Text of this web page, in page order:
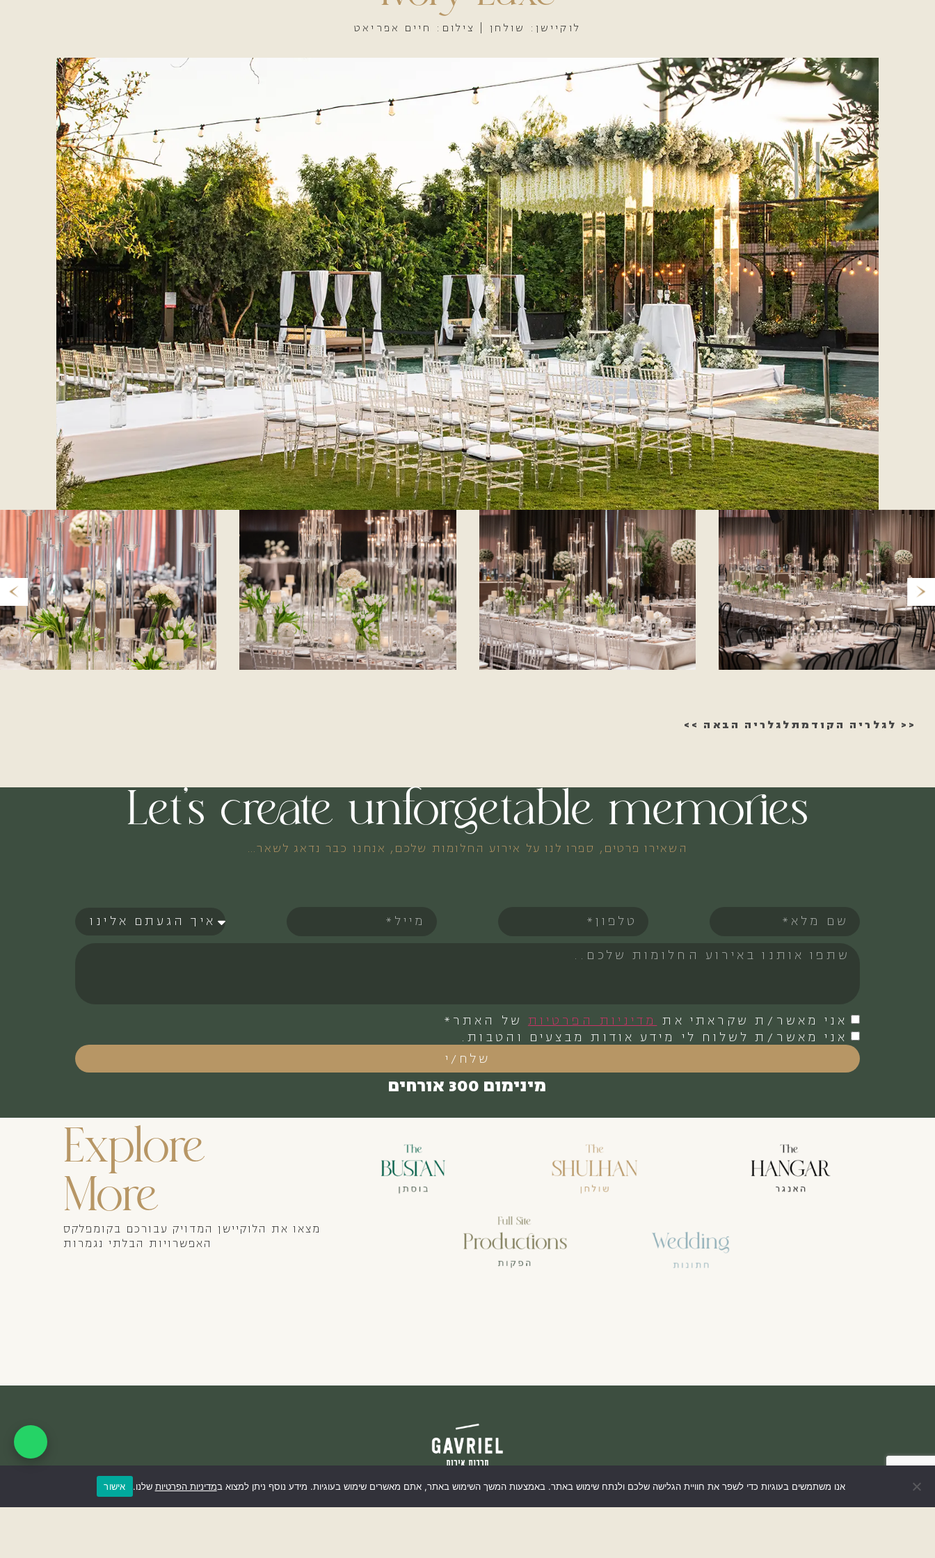
לוקיישן: שולחן | צילום: חיים אפריאט
<< לגלריה הקודמתלגלריה הבאה >>
Let’s create unforgetable memories
השאירו פרטים, ספרו לנו על אירוע החלומות שלכם, אנחנו כבר נדאג לשאר…
אני מאשר/ת שקראתי אתמדיניות הפרטיות של האתר*
אני מאשר/ת לשלוח לי מידע אודות מבצעים והטבות.
שלח/י
מינימום 300 אורחים
Explore
More
מצאו את הלוקיישן המדויק עבורכם בקומפלקס
האפשרויות הבלתי נגמרות
הצהרת נגישות
אנו משתמשים בעוגיות כדי לשפר את חוויית הגלישה שלכם ולנתח שימוש באתר. באמצעות המשך השימוש באתר, אתם מאשרים שימוש בעוגיות. מידע נוסף ניתן למצוא במדיניות הפרטיות שלנו. אישור